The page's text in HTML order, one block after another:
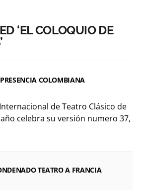
‘EL COLOQUIO DE
COLOMBIANA
de Teatro Clásico de
celebra su versión numero 37,
TEATRO A FRANCIA